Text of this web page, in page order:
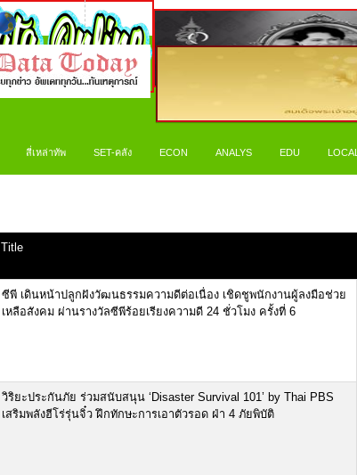
สี่เหล่าทัพ SET-คลัง ECON ANALYS EDU LOCAL
Title
ซีพี เดินหน้าปลูกฝังวัฒนธรรมความดีต่อเนื่อง เชิดชูพนักงานผู้ลงมือช่วย
เหลือสังคม ผ่านรางวัลซีพีร้อยเรียงความดี 24 ชั่วโมง ครั้งที่ 6
วิริยะประกันภัย ร่วมสนับสนุน ‘Disaster Survival 101’ by Thai PBS
เสริมพลังฮีโร่รุ่นจิ๋ว ฝึกทักษะการเอาตัวรอด ฝ่า 4 ภัยพิบัติ